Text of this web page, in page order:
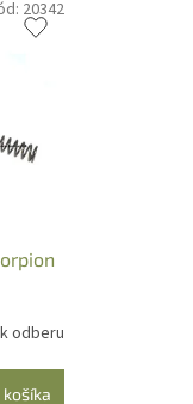
odberu
košíka
20342